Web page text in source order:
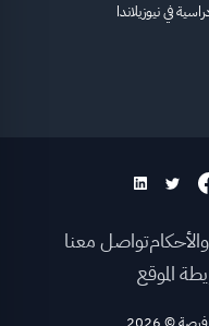
في نيوزيلاندا
تواصل معنا
الموقع